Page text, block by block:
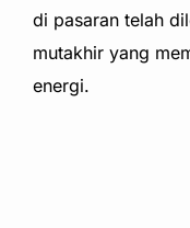
di pasaran telah
mutakhir yang
energi.